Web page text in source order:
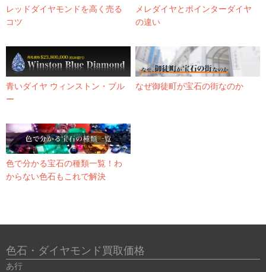
レッドダイヤモンドを高く売る
コツ
メレダイヤとポインターダイヤ
の違い
青いダイヤ ウィンストン・ブル
ー
なぜ御徒町が宝石の街なのか
色で分かる宝石の種類一覧！わ
からない色石もこれで解決
色石・ダイヤモンド買取価格
あ行